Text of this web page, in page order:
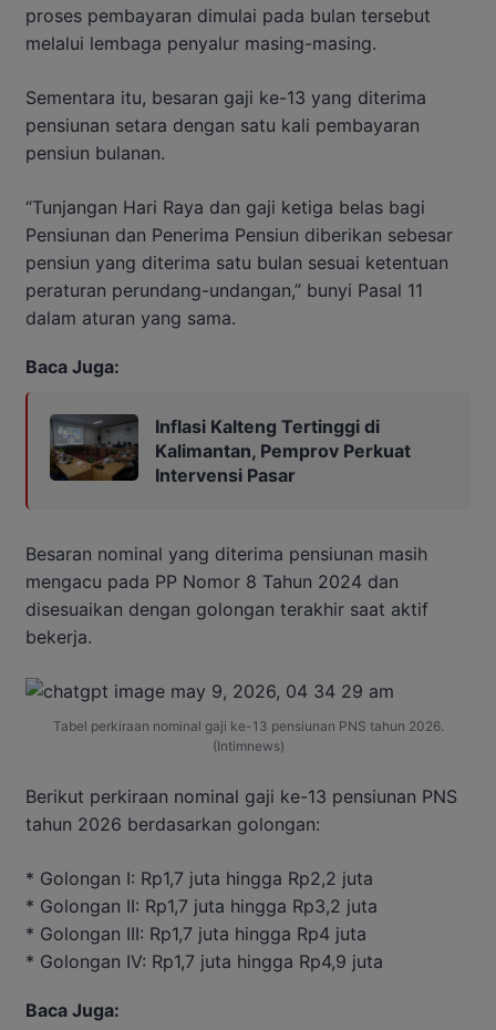
proses pembayaran dimulai pada bulan tersebut
melalui lembaga penyalur masing-masing.
Sementara itu, besaran gaji ke-13 yang diterima
pensiunan setara dengan satu kali pembayaran
pensiun bulanan.
“Tunjangan Hari Raya dan gaji ketiga belas bagi
Pensiunan dan Penerima Pensiun diberikan sebesar
pensiun yang diterima satu bulan sesuai ketentuan
peraturan perundang-undangan,” bunyi Pasal 11
dalam aturan yang sama.
Baca Juga:
Inflasi Kalteng Tertinggi di
Kalimantan, Pemprov Perkuat
Intervensi Pasar
Besaran nominal yang diterima pensiunan masih
mengacu pada PP Nomor 8 Tahun 2024 dan
disesuaikan dengan golongan terakhir saat aktif
bekerja.
Tabel perkiraan nominal gaji ke-13 pensiunan PNS tahun 2026.
(Intimnews)
Berikut perkiraan nominal gaji ke-13 pensiunan PNS
tahun 2026 berdasarkan golongan:
* Golongan I: Rp1,7 juta hingga Rp2,2 juta
* Golongan II: Rp1,7 juta hingga Rp3,2 juta
* Golongan III: Rp1,7 juta hingga Rp4 juta
* Golongan IV: Rp1,7 juta hingga Rp4,9 juta
Baca Juga: